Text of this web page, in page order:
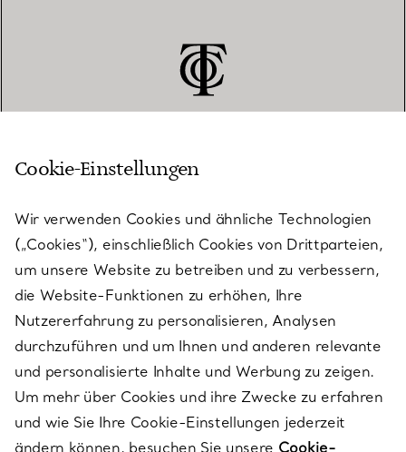
KUNDENSERVICE
SERVICES
ÜBER TIFFANY & CO.
RECHTLICHE HINWEISE
Cookie-Einstellungen
Wir verwenden Cookies und ähnliche Technologien
(„Cookies“), einschließlich Cookies von Drittparteien,
um unsere Website zu betreiben und zu verbessern,
die Website-Funktionen zu erhöhen, Ihre
Nutzererfahrung zu personalisieren, Analysen
durchzuführen und um Ihnen und anderen relevante
und personalisierte Inhalte und Werbung zu zeigen.
Um mehr über Cookies und ihre Zwecke zu erfahren
und wie Sie Ihre Cookie-Einstellungen jederzeit
ändern können, besuchen Sie unsere Cookie-